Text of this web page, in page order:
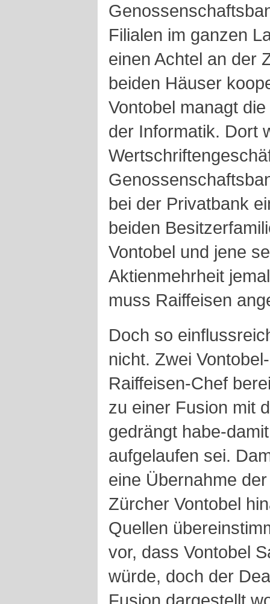
Filialen im ganzen
einen Achtel an der
beiden Häuser
Vontobel managt
der Informatik. Dort
bei der Privatbank
beiden
Vontobel und jene
Aktienmehrheit
muss Raiffeisen
Doch so
nicht. Zwei
Raiffeisen-Chef
zu einer Fusion mit
gedrängt habe-
aufgelaufen sei.
eine Übernahme
Zürcher Vontobel
Quellen
vor, dass Vontobel
würde, doch der